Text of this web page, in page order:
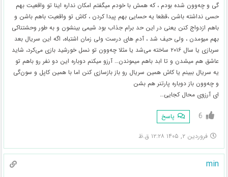
گی و چه‌وون‌ شده بودم ، که همش با خودم میگفتم امکان نداره اینا تو واقعیت بهم
حسی نداشته باشن ،قطعا یه حسایی بهم پیدا کردن ، کاش تو واقعیت باهم باشن و
باهم ازدواج کنن یعنی در این حد برام جذاب بود شیمی بینشون‌ و به طور وحشتناکی
بهم میومدن ، ولی حیف شد ، آدم های درست ولی زمان اشتباه، اگه این سریال بعد
سربازی یا سال ۲۰۱۶ ساخته می‌شد یا مثلا چه‌وون تو نسل خورشید بازی می‌کرد، شاید
عاشق هم میشدن و تا ابد باهم میموندن… آرزو میکنم دوباره این دو نفر رو باهم تو
یه سریال ببینم یا کاش همین سریال رو باز بازسازی کنن اما با همین کاپل و سون‌گی
و چه‌وون باز دوباره پارتنر هم بشن
ای آرزوی محال کجایی…
6 پاسخ
فروردین ۲, ۱۴۰۵ ۱۲:۲۸ ق.ظ
min